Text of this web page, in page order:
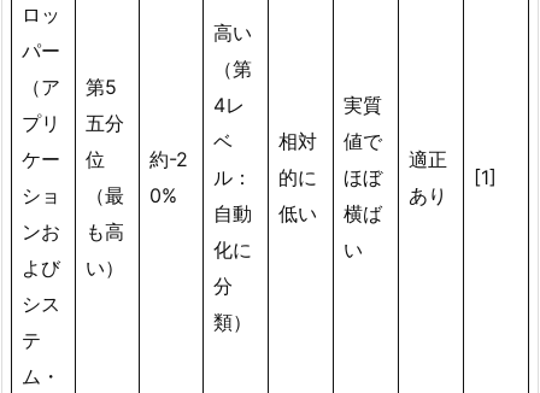
ロッ
パー
（ア
プリ
ケー
ショ
ンお
よび
シス
テ
ム・
第5
五分
位
（最
も高
い）
約-2
0%
高い
（第
4レ
ベ
ル：
自動
化に
分
類）
相対
的に
低い
実質
値で
ほぼ
横ば
い
適正
あり
[1]